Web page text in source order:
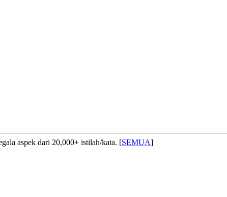
aspek dari 20,000+ istilah/kata. [SEMUA]